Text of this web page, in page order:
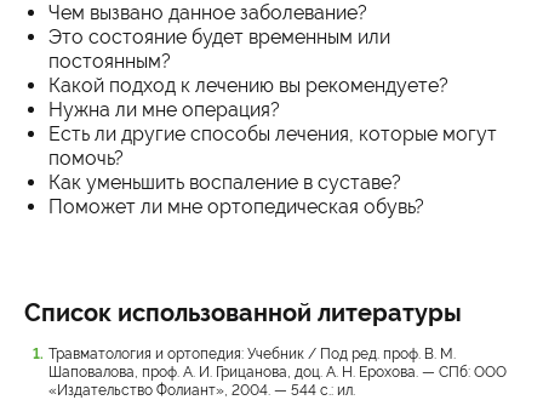
Чем вызвано данное заболевание?
Это состояние будет временным или
постоянным?
Какой подход к лечению вы рекомендуете?
Нужна ли мне операция?
Есть ли другие способы лечения, которые могут
помочь?
Как уменьшить воспаление в суставе?
Поможет ли мне ортопедическая обувь?
Список использованной литературы
Травматология и ортопедия: Учебник / Под ред. проф. В. М.
Шаповалова, проф. А. И. Грицанова, доц. А. Н. Ерохова. — СПб: ООО
«Издательство Фолиант», 2004. — 544 с.: ил.